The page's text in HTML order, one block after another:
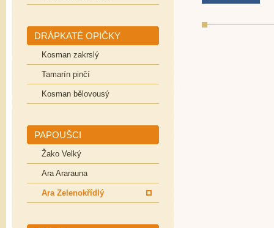
DRÁPKATÉ OPIČKY
Kosman zakrslý
Tamarín pinčí
Kosman bělovousý
PAPOUŠCI
Žako Velký
Ara Ararauna
Ara Zelenokřídlý